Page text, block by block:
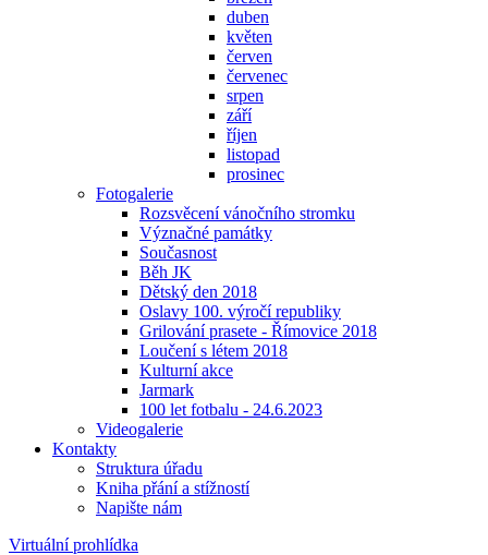
duben
květen
červen
červenec
srpen
září
říjen
listopad
prosinec
Fotogalerie
Rozsvěcení vánočního stromku
Význačné památky
Současnost
Běh JK
Dětský den 2018
Oslavy 100. výročí republiky
Grilování prasete - Římovice 2018
Loučení s létem 2018
Kulturní akce
Jarmark
100 let fotbalu - 24.6.2023
Videogalerie
Kontakty
Struktura úřadu
Kniha přání a stížností
Napište nám
Virtuální prohlídka